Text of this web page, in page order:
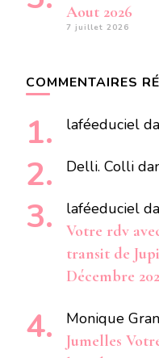
Aout 2026
7 juillet 2026
COMMENTAIRES
laféeduciel
Delli. Colli
laféeduciel
Votre rdv
transit de
Décembre
Monique
Jumelles